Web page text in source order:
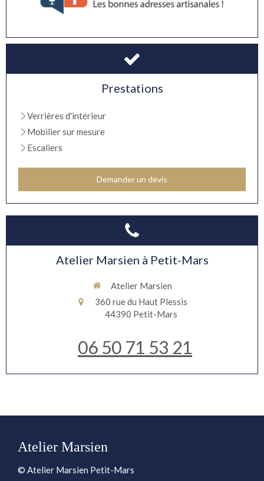
Prestations
Verrières d'intérieur
Mobilier sur mesure
Escaliers
Demander un devis
Atelier Marsien à Petit-Mars
Atelier Marsien
360 rue du Haut Plessis
44390 Petit-Mars
06 50 71 53 21
Atelier Marsien
© Atelier Marsien Petit-Mars